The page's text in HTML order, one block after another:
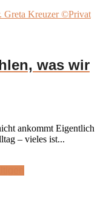
was wir
ankommt Eigentlich
– vieles ist...